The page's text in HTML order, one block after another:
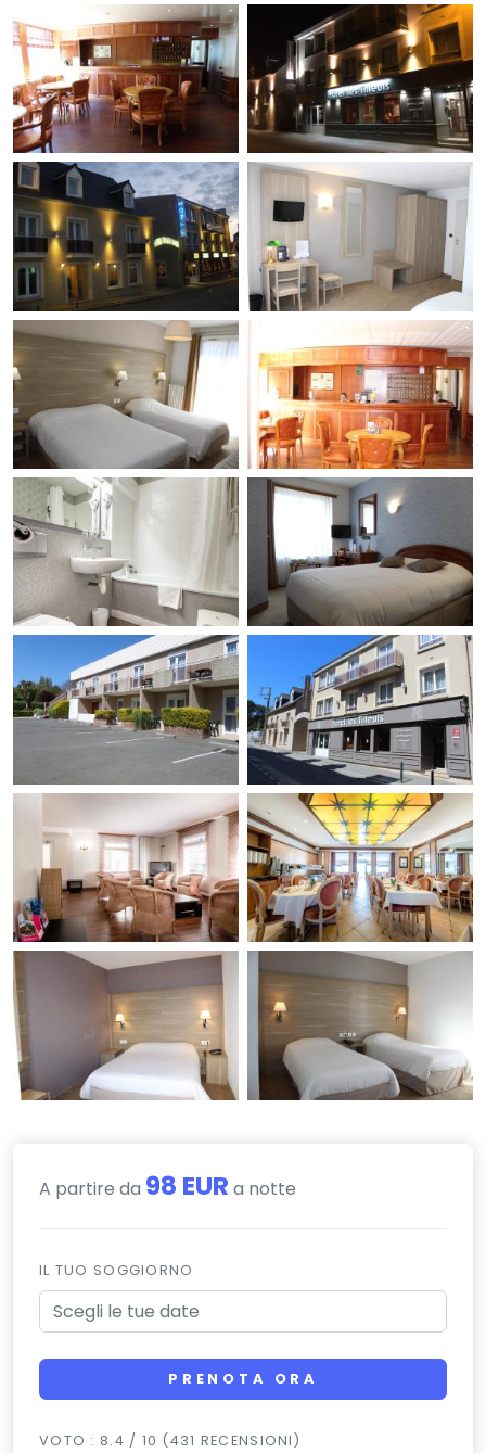
A partire da 98 EUR a notte
IL TUO SOGGIORNO
PRENOTA ORA
VOTO : 8.4 / 10 (431 RECENSIONI)